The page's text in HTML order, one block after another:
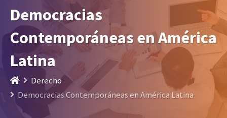
Democracias
Contemporáneas en América
Latina
Derecho
Democracias Contemporáneas en América Latina